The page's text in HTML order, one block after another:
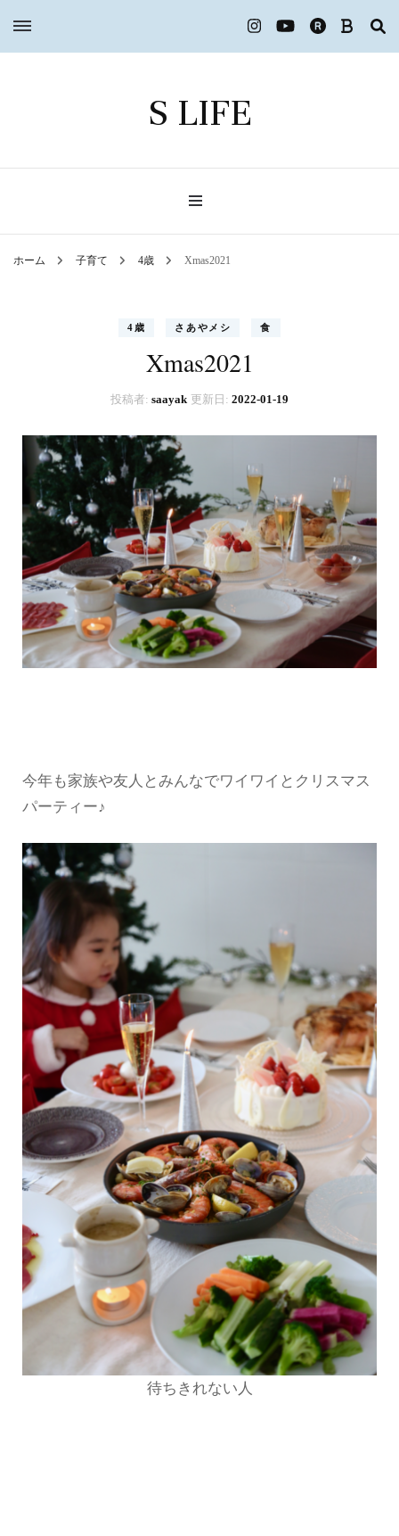
S LIFE
ホーム 子育て 4歳 Xmas2021
4歳 さあやメシ 食
Xmas2021
投稿者: saayak 更新日: 2022-01-19
今年も家族や友人とみんなでワイワイとクリスマス
パーティー♪
待ちきれない人